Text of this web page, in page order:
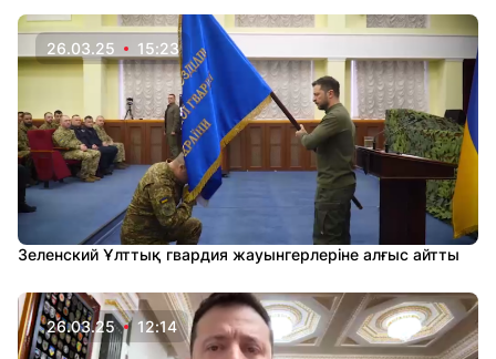
26.03.25 15:23
Зеленский Ұлттық гвардия жауынгерлеріне алғыс айтты
26.03.25 12:14